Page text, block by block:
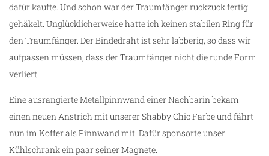
dafür kaufte. Und schon war der Traumfänger ruckzuck fertig
gehäkelt. Unglücklicherweise hatte ich keinen stabilen Ring für
den Traumfänger. Der Bindedraht ist sehr labberig, so dass wir
aufpassen müssen, dass der Traumfänger nicht die runde Form
verliert.
Eine ausrangierte Metallpinnwand einer Nachbarin bekam
einen neuen Anstrich mit unserer Shabby Chic Farbe und fährt
nun im Koffer als Pinnwand mit. Dafür sponsorte unser
Kühlschrank ein paar seiner Magnete.